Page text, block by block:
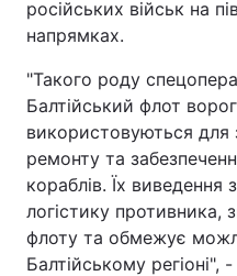
російських військ на
напрямках.
"Такого роду
Балтійський флот
використовуються для
ремонту та
кораблів. Їх виведення
логістику противника,
флоту та обмежує
Балтійському регіоні",